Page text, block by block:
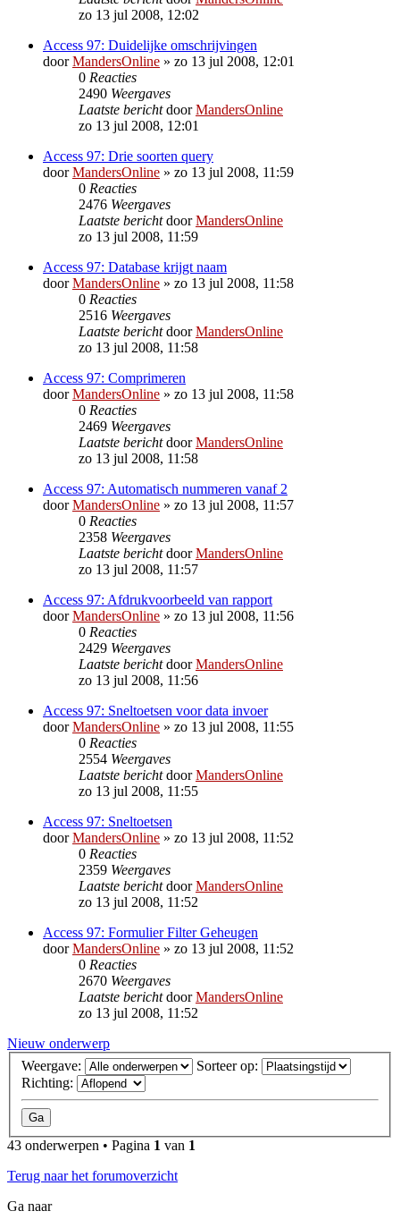
zo 13 jul 2008, 12:02
Access 97: Duidelijke omschrijvingen
doorMandersOnline » zo 13 jul 2008, 12:01
0 Reacties
2490 Weergaves
Laatste berichtdoorMandersOnline
zo 13 jul 2008, 12:01
Access 97: Drie soorten query
doorMandersOnline » zo 13 jul 2008, 11:59
0 Reacties
2476 Weergaves
Laatste berichtdoorMandersOnline
zo 13 jul 2008, 11:59
Access 97: Database krijgt naam
doorMandersOnline » zo 13 jul 2008, 11:58
0 Reacties
2516 Weergaves
Laatste berichtdoorMandersOnline
zo 13 jul 2008, 11:58
Access 97: Comprimeren
doorMandersOnline » zo 13 jul 2008, 11:58
0 Reacties
2469 Weergaves
Laatste berichtdoorMandersOnline
zo 13 jul 2008, 11:58
Access 97: Automatisch nummeren vanaf 2
doorMandersOnline » zo 13 jul 2008, 11:57
0 Reacties
2358 Weergaves
Laatste berichtdoorMandersOnline
zo 13 jul 2008, 11:57
Access 97: Afdrukvoorbeeld van rapport
doorMandersOnline » zo 13 jul 2008, 11:56
0 Reacties
2429 Weergaves
Laatste berichtdoorMandersOnline
zo 13 jul 2008, 11:56
Access 97: Sneltoetsen voor data invoer
doorMandersOnline » zo 13 jul 2008, 11:55
0 Reacties
2554 Weergaves
Laatste berichtdoorMandersOnline
zo 13 jul 2008, 11:55
Access 97: Sneltoetsen
doorMandersOnline » zo 13 jul 2008, 11:52
0 Reacties
2359 Weergaves
Laatste berichtdoorMandersOnline
zo 13 jul 2008, 11:52
Access 97: Formulier Filter Geheugen
doorMandersOnline » zo 13 jul 2008, 11:52
0 Reacties
2670 Weergaves
Laatste berichtdoorMandersOnline
zo 13 jul 2008, 11:52
Nieuw onderwerp
Weergave:
Sorteer op:
Richting:
43 onderwerpen • Pagina 1 van 1
Terug naar het forumoverzicht
Ga naar